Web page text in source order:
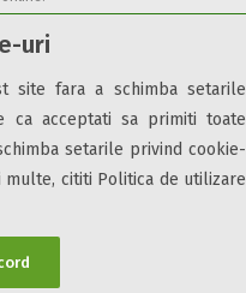
uri
site fara a schimba setarile
ca acceptati sa primiti toate
setarile privind cookie-
cititi Politica de utilizare
Cazare7